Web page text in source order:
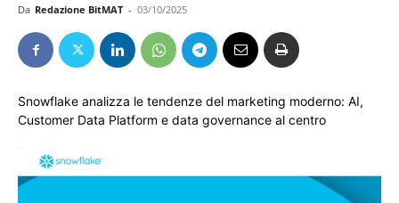
Da Redazione BitMAT - 03/10/2025
Snowflake analizza le tendenze del marketing moderno: AI,
Customer Data Platform e data governance al centro